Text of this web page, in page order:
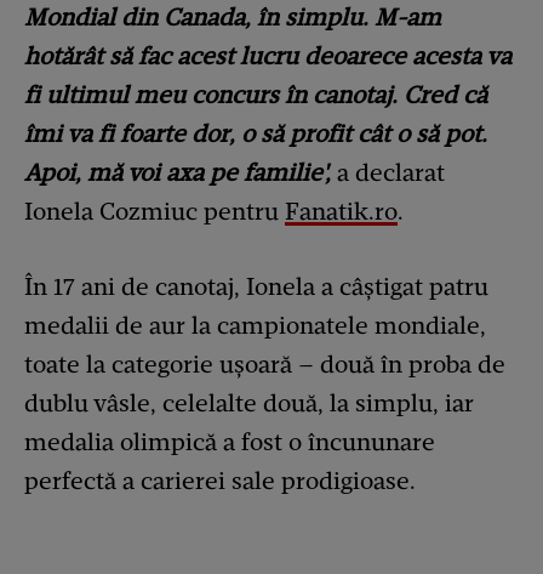
Mondial din Canada, în simplu. M-am
hotărât să fac acest lucru deoarece acesta va
fi ultimul meu concurs în canotaj. Cred că
îmi va fi foarte dor, o să profit cât o să pot.
Apoi, mă voi axa pe familie', a declarat
Ionela Cozmiuc pentru Fanatik.ro.
În 17 ani de canotaj, Ionela a câștigat patru
medalii de aur la campionatele mondiale,
toate la categorie ușoară – două în proba de
dublu vâsle, celelalte două, la simplu, iar
medalia olimpică a fost o încununare
perfectă a carierei sale prodigioase.